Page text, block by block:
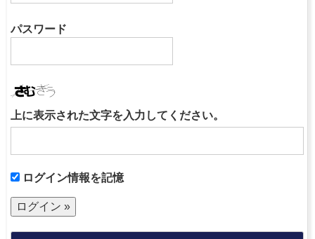
パスワード
上に表示された文字を入力してください。
ログイン情報を記憶